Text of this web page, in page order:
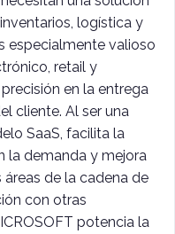
logística y
especialmente valioso
retail y
en la entrega
cliente. Al ser una
SaaS, facilita la
la demanda y mejora
de la cadena de
con otras
potencia la